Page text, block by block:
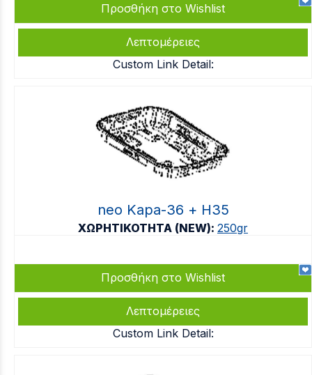
Προσθήκη στο Wishlist
Λεπτομέρειες
Custom Link Detail:
neo Kapa-36 + Η35
ΧΩΡΗΤΙΚΟΤΗΤΑ (NEW): 250gr
Προσθήκη στο Wishlist
Λεπτομέρειες
Custom Link Detail: